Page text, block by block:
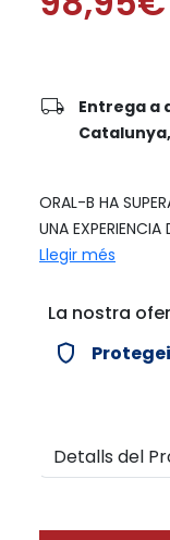
local_shipping Entrega a
ORAL-B HA
UNA EXPERIENCIA
Llegir més
La nostra
verified_user
Detalls del